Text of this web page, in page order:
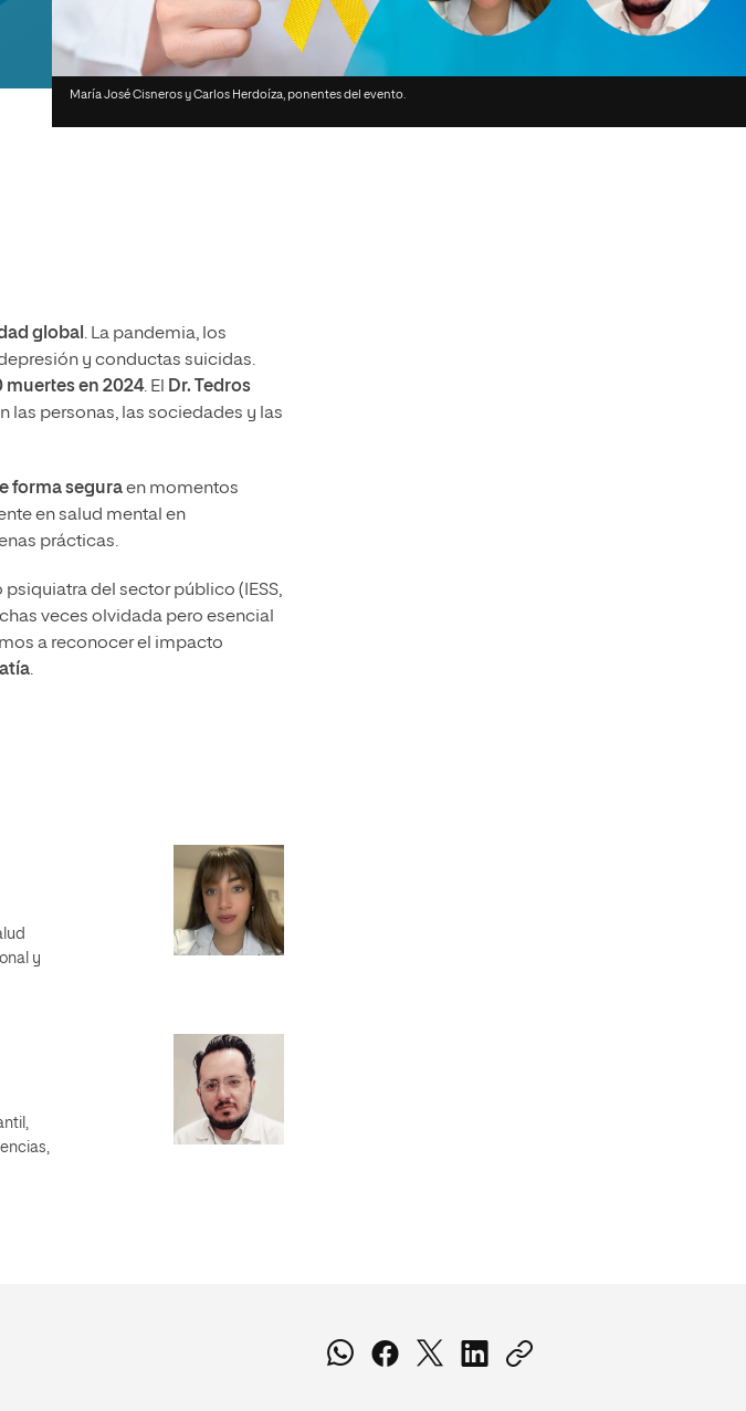
para
Facultad de Artes y Ciencias
Sociales
Escuela de Doctorado
María José Cisneros y Carlos Herdoíza, ponentes del evento.
global . La pandemia, los
y conductas suicidas.
muertes en 2024. El
Dr. Tedros
las personas, las sociedades y las
forma seguraen momentos
en salud mental en
prácticas.
psiquiatra del sector público ( IESS,
veces olvidada pero esencial
a reconocer el impacto
.
y